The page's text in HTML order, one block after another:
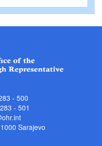
- 500
- 501
Sarajevo